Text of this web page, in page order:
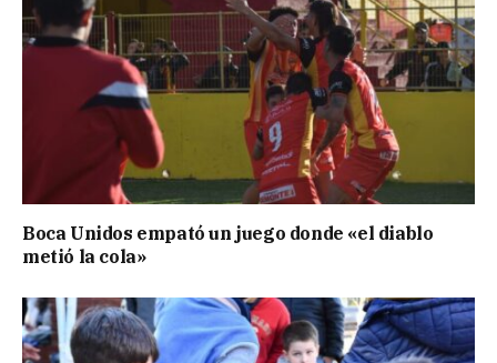
Boca Unidos empató un juego donde «el diablo
metió la cola»